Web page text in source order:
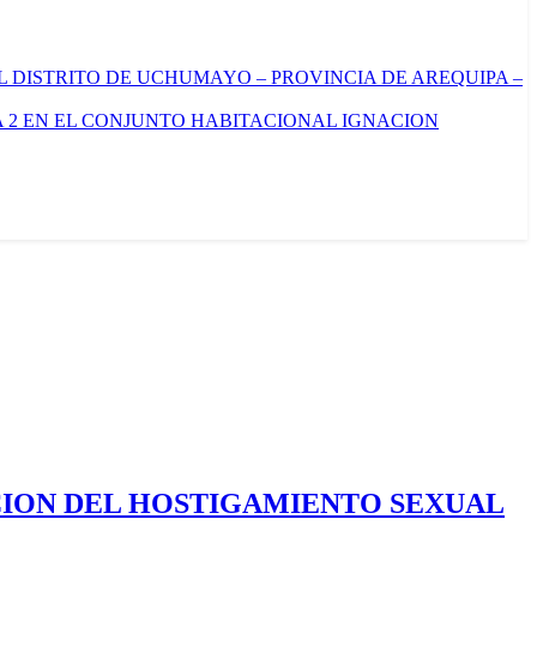
DISTRITO DE UCHUMAYO – PROVINCIA DE AREQUIPA –
EN EL CONJUNTO HABITACIONAL IGNACION
DEL HOSTIGAMIENTO SEXUAL